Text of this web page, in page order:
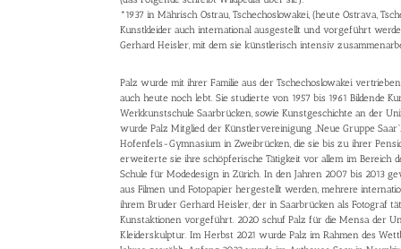
*1937 in Mährisch Ostrau, Tschechoslowakei, (heute Ostrava,
Kunstkleider auch international ausgestellt und vorgeführt
Gerhard Heisler, mit dem sie künstlerisch intensiv
Palz wurde mit ihrer Familie aus der Tschechoslowakei
auch heute noch lebt. Sie studierte von 1957 bis 1961 Bildende
Werkkunstschule Saarbrücken, sowie Kunstgeschichte an der
wurde Palz Mitglied der Künstlervereinigung „Neue Gruppe
Hofenfels-Gymnasium in Zweibrücken, die sie bis zu ihrer
erweiterte sie ihre schöpferische Tätigkeit vor allem im Bereich
Schule für Modedesign in Zürich. In den Jahren 2007 bis 2013
aus Filmen und Fotopapier hergestellt werden, mehrere
ihrem Bruder Gerhard Heisler, der in Saarbrücken als Fotograf
Kunstaktionen vorgeführt. 2020 schuf Palz für die Mensa der
Kleiderskulptur. Im Herbst 2021 wurde Palz im Rahmen des